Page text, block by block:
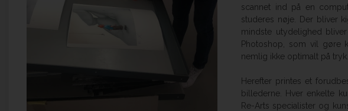
scannet ind på en
studeres nøje. Der bliver
mindste utydelighed
Photoshop, som vil gøre
nemlig ikke optimalt på tryk.
Herefter printes et
billederne. Hver enkelte
Re-Arts specialister og